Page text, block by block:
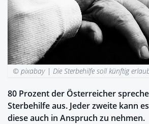
© pixabay | Die Sterbehilfe soll künftig
80 Prozent der Österreicher
Sterbehilfe aus. Jeder zweite kann
diese auch in Anspruch zu nehmen.